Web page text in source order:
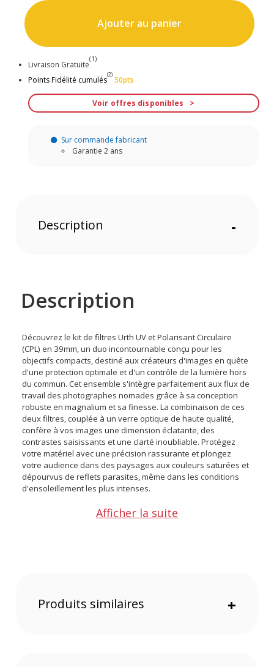
Ajouter au panier
Livraison Gratuite
(1)
Points Fidélité cumulés
(2)
50pts
Voir offres disponibles
Sur commande fabricant
Garantie 2 ans
Description -
Description
Découvrez le kit de filtres Urth UV et Polarisant Circulaire
(CPL) en 39mm, un duo incontournable conçu pour les
objectifs compacts, destiné aux créateurs d'images en quête
d'une protection optimale et d'un contrôle de la lumière hors
du commun. Cet ensemble s'intègre parfaitement aux flux de
travail des photographes nomades grâce à sa conception
robuste en magnalium et sa finesse. La combinaison de ces
deux filtres, couplée à un verre optique de haute qualité,
confère à vos images une dimension éclatante, des
contrastes saisissants et une clarté inoubliable. Protégez
votre matériel avec une précision rassurante et plongez
votre audience dans des paysages aux couleurs saturées et
dépourvus de reflets parasites, même dans les conditions
d'ensoleillement les plus intenses.
Points forts du kit de filtres Urth UV + Polarisant 39mm
Afficher la suite
Produits similaires +